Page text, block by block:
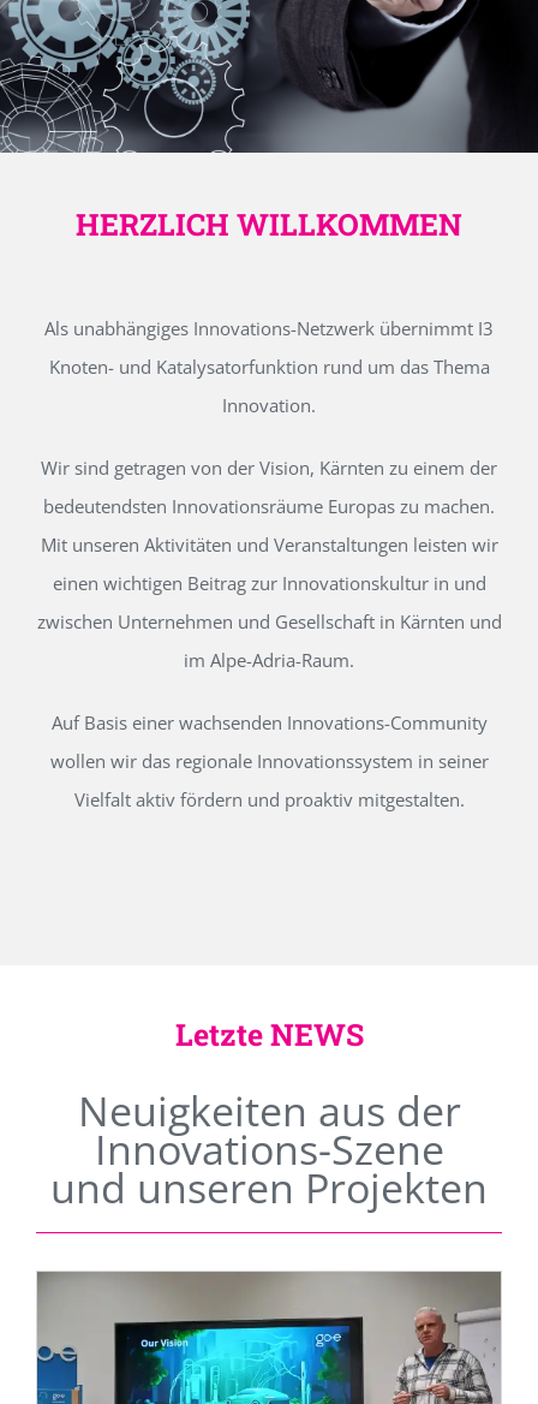
HERZLICH WILLKOMMEN
Als unabhängiges Innovations-Netzwerk übernimmt I3
Knoten- und Katalysatorfunktion rund um das Thema
Innovation.
Wir sind getragen von der Vision, Kärnten zu einem der
bedeutendsten Innovationsräume Europas zu machen.
Mit unseren Aktivitäten und Veranstaltungen leisten wir
einen wichtigen Beitrag zur Innovationskultur in und
zwischen Unternehmen und Gesellschaft in Kärnten und
im Alpe-Adria-Raum.
Auf Basis einer wachsenden Innovations-Community
wollen wir das regionale Innovationssystem in seiner
Vielfalt aktiv fördern und proaktiv mitgestalten.
Letzte NEWS
Neuigkeiten aus der
Innovations-Szene
und unseren Projekten